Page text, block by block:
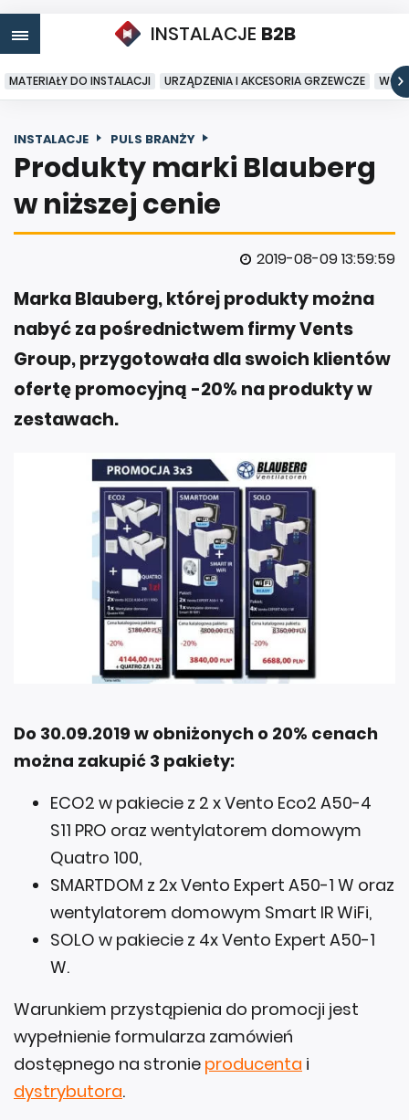
INSTALACJE B2B
MATERIAŁY DO INSTALACJI URZĄDZENIA I AKCESORIA GRZEWCZE
INSTALACJE PULS BRANŻY
Produkty marki Blauberg
w niższej cenie
2019-08-09 13:59:59
Marka Blauberg, której produkty można
nabyć za pośrednictwem firmy Vents
Group, przygotowała dla swoich klientów
ofertę promocyjną -20% na produkty w
zestawach.
Do 30.09.2019 w obniżonych o 20% cenach
można zakupić 3 pakiety:
ECO2 w pakiecie z 2 x Vento Eco2 A50-4
S11 PRO oraz wentylatorem domowym
Quatro 100,
SMARTDOM z 2x Vento Expert A50-1 W oraz
wentylatorem domowym Smart IR WiFi,
SOLO w pakiecie z 4x Vento Expert A50-1
W.
Warunkiem przystąpienia do promocji jest
wypełnienie formularza zamówień
dostępnego na stronie producenta i
dystrybutora.